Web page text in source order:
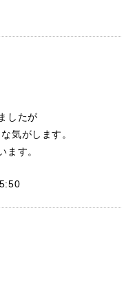
したが
気がします。
ます。